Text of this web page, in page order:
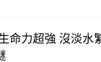
命力超強 沒淡水